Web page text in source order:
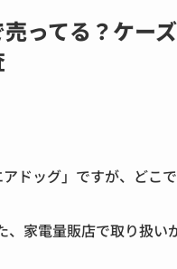
ってる？ケー
ドッグ」ですが、どこ
家電量販店で取り扱い